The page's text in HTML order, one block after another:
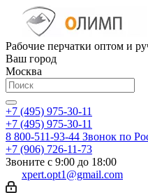
Рабочие перчатки оптом и
Ваш город
Москва
+7 (495) 975-30-11
+7 (495) 975-30-11
8 800-511-93-44 Звонок по
+7 (906) 726-11-73
Звоните с 9:00 до 18:00
xpert.opt1@gmail.com